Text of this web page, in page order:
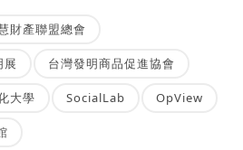
財產聯盟總會
展 台灣發明商品促進協會
大學 SocialLab OpView